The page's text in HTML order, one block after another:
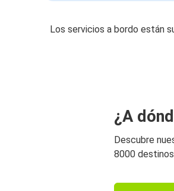
Los servicios a bordo están
¿A
Descubre
8000